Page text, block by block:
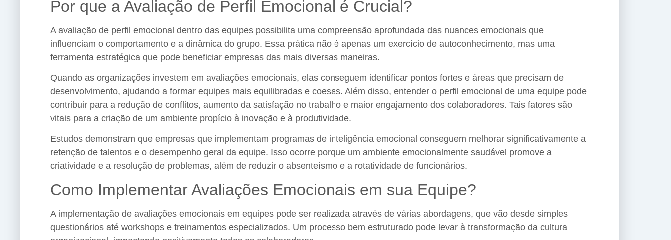
Por que a Avaliação de Perfil Emocional é Crucial?
A avaliação de perfil emocional dentro das equipes possibilita uma compreensão aprofundada das nuances emocionais que
influenciam o comportamento e a dinâmica do grupo. Essa prática não é apenas um exercício de autoconhecimento, mas uma
ferramenta estratégica que pode beneficiar empresas das mais diversas maneiras.
Quando as organizações investem em avaliações emocionais, elas conseguem identificar pontos fortes e áreas que precisam de
desenvolvimento, ajudando a formar equipes mais equilibradas e coesas. Além disso, entender o perfil emocional de uma equipe pode
contribuir para a redução de conflitos, aumento da satisfação no trabalho e maior engajamento dos colaboradores. Tais fatores são
vitais para a criação de um ambiente propício à inovação e à produtividade.
Estudos demonstram que empresas que implementam programas de inteligência emocional conseguem melhorar significativamente a
retenção de talentos e o desempenho geral da equipe. Isso ocorre porque um ambiente emocionalmente saudável promove a
criatividade e a resolução de problemas, além de reduzir o absenteísmo e a rotatividade de funcionários.
Como Implementar Avaliações Emocionais em sua Equipe?
A implementação de avaliações emocionais em equipes pode ser realizada através de várias abordagens, que vão desde simples
questionários até workshops e treinamentos especializados. Um processo bem estruturado pode levar à transformação da cultura